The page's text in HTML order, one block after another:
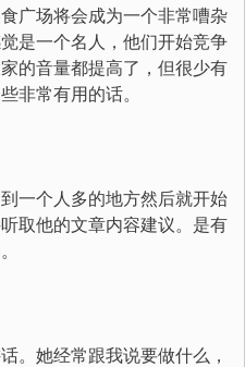
广场将会成为一个非常嘈杂
是一个名人，他们开始竞争
的音量都提高了，但很少有
非常有用的话。
一个人多的地方然后就开始
取他的文章内容建议。是有
。她经常跟我说要做什么，